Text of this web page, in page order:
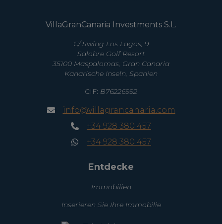
VillaGranCanaria Investments S.L.
C/ Swing Los Lagos, 9
Salobre Golf Resort
35100 Maspalomas, Gran Canaria
Kanarische Inseln, Spanien
CIF: B76226992
info@villagrancanaria.com
+34 928 380 457
+34 928 380 457
Entdecke
Immobilien
Inserieren Sie Ihre Immobilie